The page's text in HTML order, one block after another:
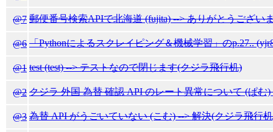
@7 郵便番号検索APIで北海道 (fujita) --> ありがとうござい
@6 「Pythonによるスクレイピング＆機械学習」のp.27..
@1 test (test) --> テストなので閉じます(クジラ飛行机)
@2 クジラ 外国 為替 確認 API のレート異常について (ぱむ
@3 為替 API がうごいていない (こむ) --> 解決(クジラ飛行